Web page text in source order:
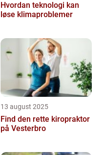
Hvordan teknologi kan
løse klimaproblemer
13 august 2025
Find den rette kiropraktor
på Vesterbro